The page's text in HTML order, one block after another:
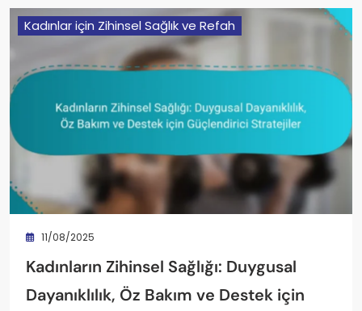
Kadınlar için Zihinsel Sağlık ve Refah
11/08/2025
Kadınların Zihinsel Sağlığı: Duygusal
Dayanıklılık, Öz Bakım ve Destek için